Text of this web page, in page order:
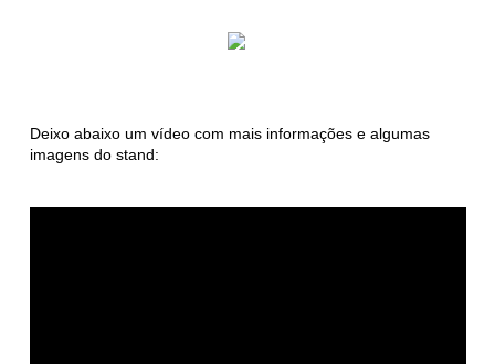
Deixo abaixo um vídeo com mais informações e algumas
imagens do stand: